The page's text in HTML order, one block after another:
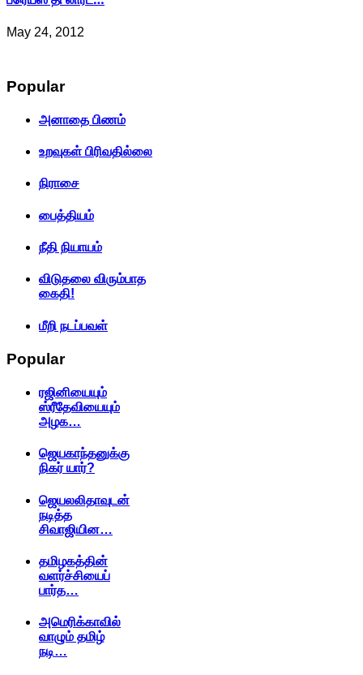
May 24, 2012
Popular
அனாதை பிணம்
உறவுகள் பிரிவதில்லை
நிராசை
பைத்தியம்
நீதி நியாயம்
விடுதலை விரும்பாத
கைதி!
மீறி நடப்பவள்
Popular
ரஜினியையும்
ஸ்ரீதேவியையும்
அழக…
ஜெயகாந்தனுக்கு
நிகர் யார்?
ஜெயலலிதாவுடன்
நடித்த
சிவாஜியின…
தமிழகத்தின்
வளர்ச்சியைப்
பார்த…
அமெரிக்காவில்
வாழும் தமிழ்
நடி…